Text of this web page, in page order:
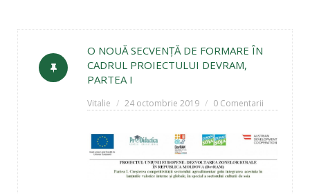
O NOUĂ SECVENŢĂ DE FORMARE ÎN
CADRUL PROIECTULUI DEVRAM,
PARTEA I
Vitalie 24 octombrie 2019 0 Comentarii